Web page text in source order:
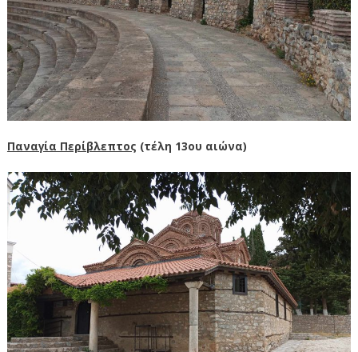
Παναγία Περίβλεπτος (τέλη 13ου αιώνα)